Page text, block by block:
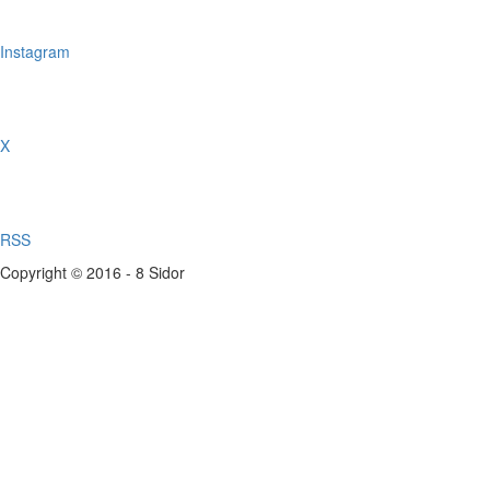
Instagram
X
RSS
Copyright © 2016 - 8 Sidor